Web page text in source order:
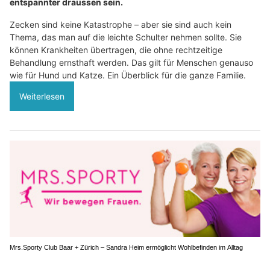
entspannter draussen sein.
Zecken sind keine Katastrophe – aber sie sind auch kein
Thema, das man auf die leichte Schulter nehmen sollte. Sie
können Krankheiten übertragen, die ohne rechtzeitige
Behandlung ernsthaft werden. Das gilt für Menschen genauso
wie für Hund und Katze. Ein Überblick für die ganze Familie.
Weiterlesen
Mrs.Sporty Club Baar + Zürich – Sandra Heim ermöglicht Wohlbefinden im Alltag